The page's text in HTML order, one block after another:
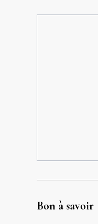
Bon à savoir